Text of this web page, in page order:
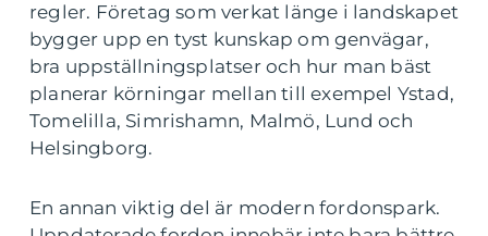
regler. Företag som verkat länge i landskapet
bygger upp en tyst kunskap om genvägar,
bra uppställningsplatser och hur man bäst
planerar körningar mellan till exempel Ystad,
Tomelilla, Simrishamn, Malmö, Lund och
Helsingborg.
En annan viktig del är modern fordonspark.